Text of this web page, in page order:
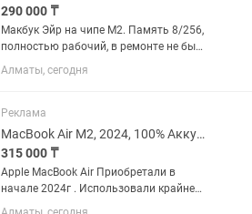
290 000 ₸
Макбук Эйр на чипе М2. Память 8/256,
полностью рабочий, в ремонте не был,
не падал и не вскрывался АКБ 87%
держит хорошо
Алматы, сегодня
Реклама
MacBook Air M2, 2024, 100% Аккумулятор, Мак.
315 000 ₸
Apple MacBook Air Приобретали в
начале 2024г . Использовали крайне
редко , очень бережно и аккуратно.